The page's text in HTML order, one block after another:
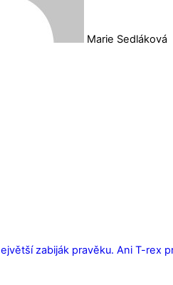
Marie Sedláková
zabiják pravěku. Ani T-rex